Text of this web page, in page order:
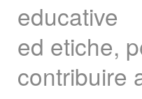
educative
ed etiche,
contribuire